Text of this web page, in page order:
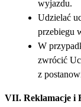
wyjazdu.
Udzielać
przebiegu
W
zwrócić
z
VII. Reklamacje i